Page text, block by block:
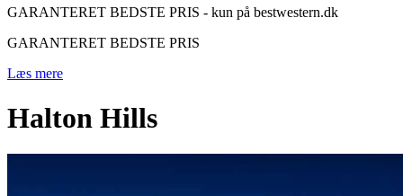
GARANTERET BEDSTE PRIS - kun på bestwestern.dk
GARANTERET BEDSTE PRIS
Læs mere
Halton Hills